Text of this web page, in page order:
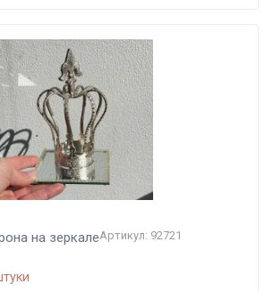
на зеркалеАртикул: 92721